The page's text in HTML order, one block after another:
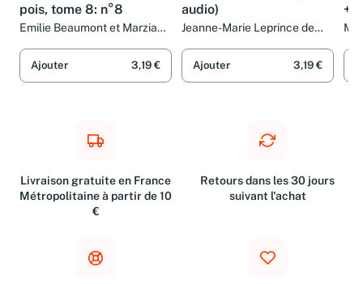
pois, tome 8: n°8
Emilie Beaumont et Marzia
Ajouter 3,19 €
audio)
Jeanne-Marie Leprince de
Sophie Duez et Sacha
Poliakova
Ajouter 3,19 €
+
Livraison gratuite en France
Métropolitaine à partir de 10
€
Retours dans les 30 jours
suivant l'achat